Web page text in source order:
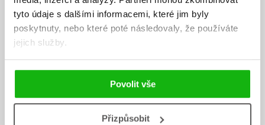
tyto údaje s dalšími informacemi, které jim byly
poskytnuty, nebo které poté následovaly, že používáte
jejich služby.
Povolit vše
Přizpůsobit